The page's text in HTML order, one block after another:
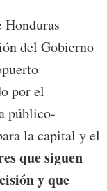
Honduras
del Gobierno
por el
público-
la capital y el
que siguen
y que